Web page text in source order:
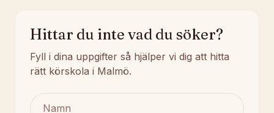
Hittar du inte vad du söker?
Fyll i dina uppgifter så hjälper vi dig att hitta
rätt körskola i Malmö.